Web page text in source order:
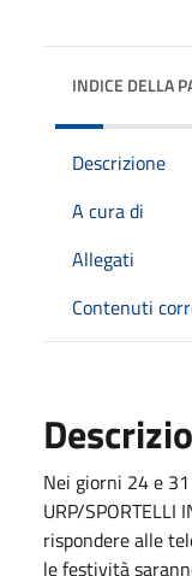
INDICE DELLA
Descrizione
A cura di
Allegati
Contenuti
Nei giorni 24 e
URP/SPORTELLI
rispondere alle
le festività